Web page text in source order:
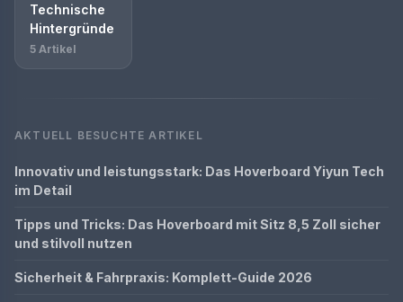
Technische
Hintergründe
5 Artikel
AKTUELL BESUCHTE ARTIKEL
Innovativ und leistungsstark: Das Hoverboard Yiyun Tech
im Detail
Tipps und Tricks: Das Hoverboard mit Sitz 8,5 Zoll sicher
und stilvoll nutzen
Sicherheit & Fahrpraxis: Komplett-Guide 2026